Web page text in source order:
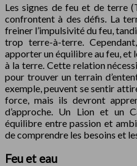
Les signes de feu et de terre
confrontent à des défis. La
freiner l’impulsivité du feu,
trop terre-à-terre.
apporter un équilibre au feu, et
à la terre. Cette relation
pour trouver un terrain
exemple, peuvent se sentir
force, mais ils devront
d’approche. Un Lion et un
équilibre entre passion et
de comprendre les besoins et
Feu et eau